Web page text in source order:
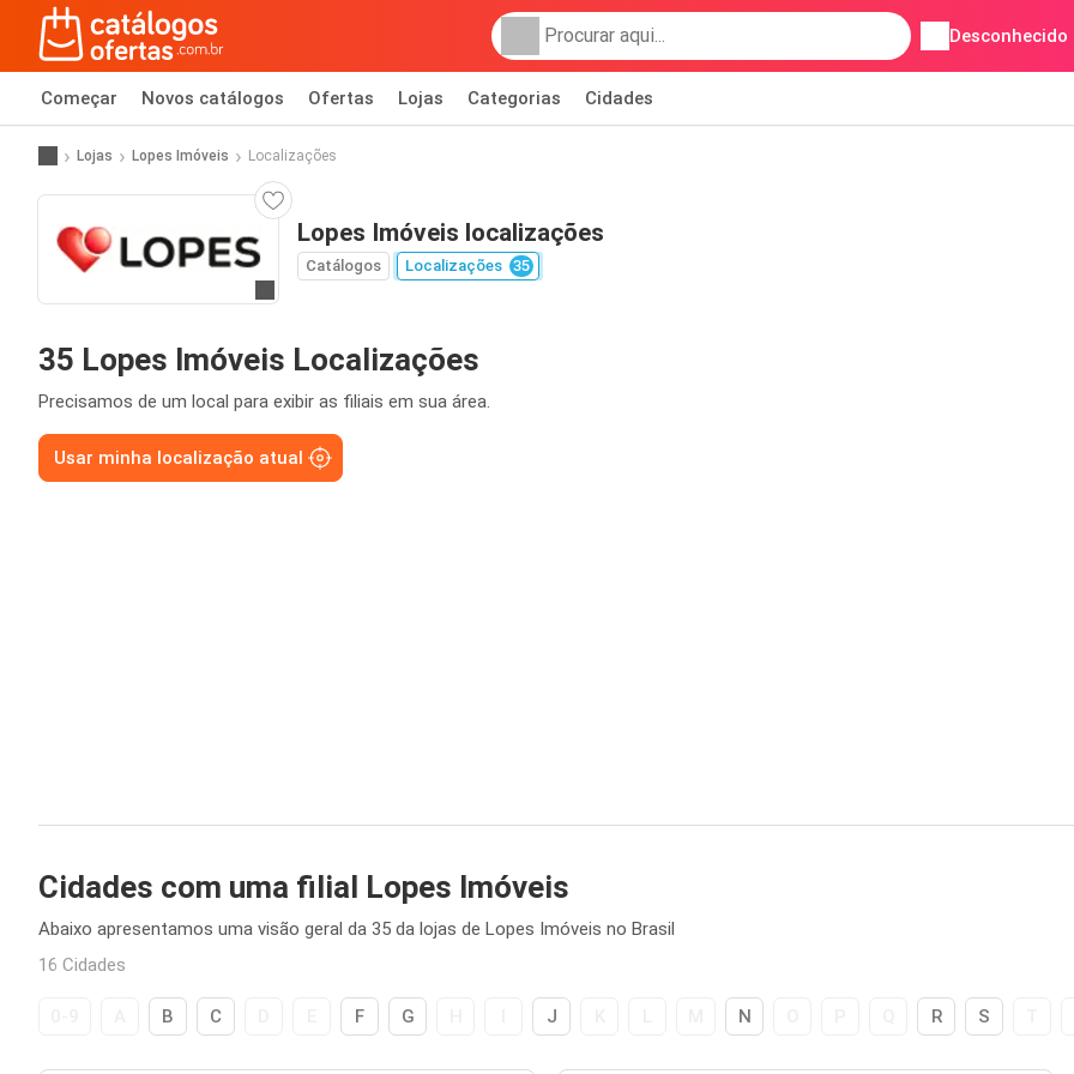
Desconhecido
Começar Novos catálogos Ofertas Lojas Categorias Cidades
Lojas Lopes Imóveis Localizações
Lopes Imóveis localizações
Catálogos Localizações 35
35 Lopes Imóveis Localizações
Precisamos de um local para exibir as filiais em sua área.
Usar minha localização atual
Cidades com uma filial Lopes Imóveis
Abaixo apresentamos uma visão geral da 35 da lojas de Lopes Imóveis no Brasil
16 Cidades
B C F G J N R S